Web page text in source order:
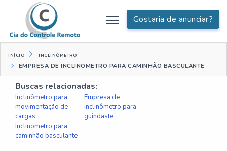
Gostaria de anunciar?
INÍCIO INCLINÔMETRO
EMPRESA DE INCLINOMETRO PARA CAMINHÃO BASCULANTE
Buscas relacionadas:
Inclinômetro para
movimentação de
cargas
Empresa de
inclinômetro para
guindaste
Inclinometro para
caminhão basculante